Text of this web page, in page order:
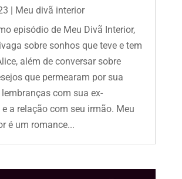
Meu divã interior
episódio de Meu Divã Interior,
sobre sonhos que teve e tem
além de conversar sobre
que permearam por sua
com sua ex-
a relação com seu irmão. Meu
é um romance...